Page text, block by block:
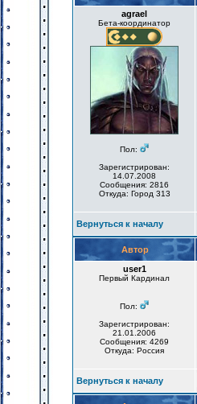
agrael
Бета-координатор
Пол:
Зарегистрирован:
14.07.2008
Сообщения: 2816
Откуда: Город 313
Вернуться к началу
Автор
user1
Первый Кардинал
Пол:
Зарегистрирован:
21.01.2006
Сообщения: 4269
Откуда: Россия
Вернуться к началу